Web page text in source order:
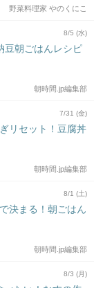
野菜料理家 やのくにこ
8/5 (水)
豆朝ごはんレシピ
朝時間.jp編集部
7/31 (金)
リセット！豆腐丼
朝時間.jp編集部
8/1 (土)
決まる！朝ごはん
朝時間.jp編集部
8/3 (月)